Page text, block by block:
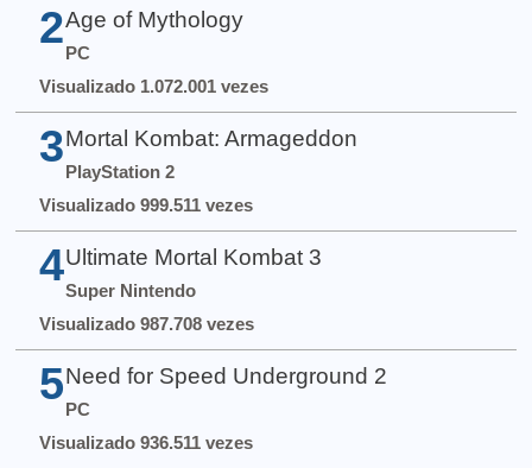
2 Age of Mythology
PC
Visualizado 1.072.001 vezes
3 Mortal Kombat: Armageddon
PlayStation 2
Visualizado 999.511 vezes
4 Ultimate Mortal Kombat 3
Super Nintendo
Visualizado 987.708 vezes
5 Need for Speed Underground 2
PC
Visualizado 936.511 vezes